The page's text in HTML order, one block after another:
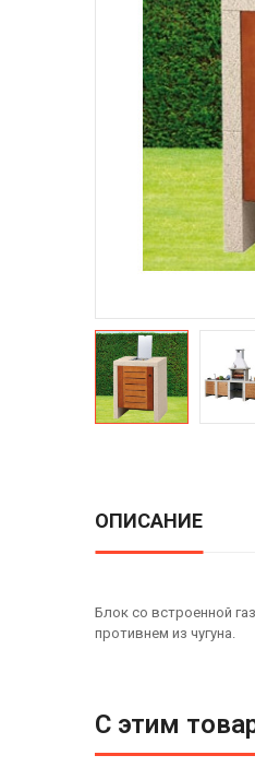
ОПИСАНИЕ
Блок со встроенной
противнем из чугуна.
С этим